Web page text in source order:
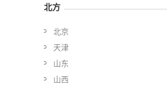
北方
北京
天津
山东
山西